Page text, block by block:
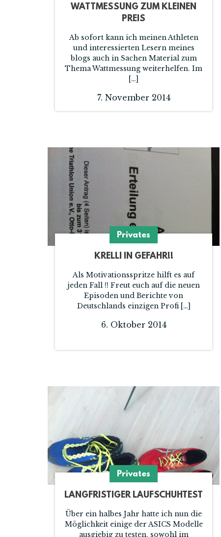
WATTMESSUNG ZUM KLEINEN
PREIS
Ab sofort kann ich meinen Athleten
und interessierten Lesern meines
blogs auch in Sachen Material zum
Thema Wattmessung weiterhelfen. Im
[…]
7. November 2014
Privates
KRELLI IN GEFAHR!!
Als Motivationsspritze hilft es auf
jeden Fall !! Freut euch auf die neuen
Episoden und Berichte von
Deutschlands einzigen Profi […]
6. Oktober 2014
Privates
LANGFRISTIGER LAUFSCHUHTEST
Über ein halbes Jahr hatte ich nun die
Möglichkeit einige der ASICS Modelle
ausgiebig zu testen, sowohl im